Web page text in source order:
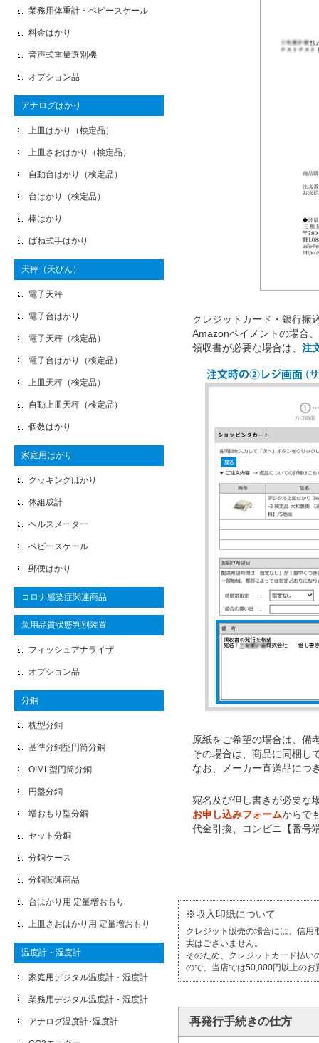
クレジットカード・銀行振
Amazonペイメントの場合
領収書が必要な場合は、 注
原紙をご希望の場合は、備
その場合は、商品に同梱し
なお、メーカー直送品につ
宛名及び但し書きが必要な
お申し込みフォームからで
代金引換、コンビニ【番号
※収入印紙について
クレジット販売の場合には、信
実はございません。
そのため、クレジットカード払
ので、当店では50,000円以上の
再発行手続きの仕方
業務用体重計・ベビースケール
料金はかり
音声式重量選別機
オプション品
アナログはかり
上皿はかり（検定品）
上皿さおはかり（検定品）
自動台はかり（検定品）
台はかり（検定品）
棒はかり
ばね式手はかり
天秤（天びん）
電子天秤
電子台はかり
電子天秤（検定品）
電子台はかり（検定品）
上皿天秤（検定品）
自動上皿天秤（検定品）
個数はかり
家庭用はかり
クッキングはかり
体組成計
ヘルスメーター
ベビースケール
郵便はかり
コロナ感染症関連商品
魚用品質状態判別装置
フィッシュアナライザ
オプション品
分銅
枕型分銅
基準分銅型円筒分銅
OIML型円筒分銅
円盤分銅
増おもり型分銅
セット分銅
分銅ケース
分銅関連商品
台はかり用 定量増おもり
上皿さおはかり用 定量増おもり
温度計・湿度計
家庭用デジタル温度計・湿度計
業務用デジタル温度計・湿度計
アナログ温度計･湿度計